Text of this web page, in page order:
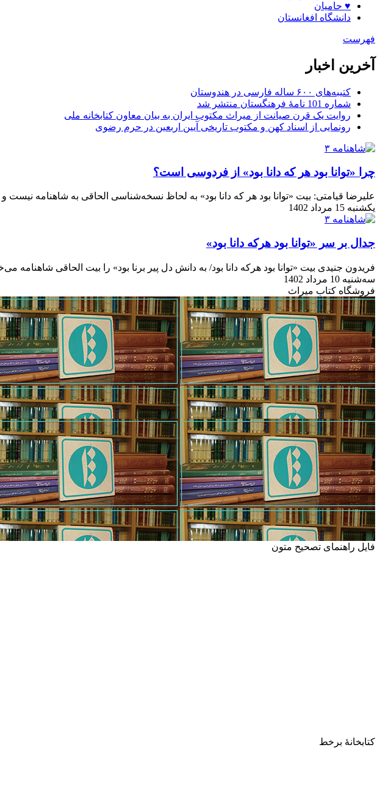
♥ حامیان
دانشگاه افغانستان
فهرست
آخرین اخبار
کتیبه‌های ۶۰۰ ساله فارسی در هندوستان
شماره 101 نامۀ فرهنگستان منتشر شد
روایت یک قرن صیانت از میراث مکتوب ایران به بیان معاون کتابخانه ملی
رونمایی از اسناد کهن و مکتوب تاریخی آیین اربعین در حرم رضوی
چرا «توانا بود هر که دانا بود» از فردوسی است؟
علیرضا قیامتی: بیت «توانا بود هر که دانا بود» به لحاظ نسخه‌شناسی الحاقی به شاهنامه
یکشنبه 15 مرداد 1402
جدال بر سر «توانا بود هرکه دانا بود»
فریدون جنیدی بیت «توانا بود هرکه دانا بود/ به دانش دل پیر برنا بود» را بیت الحاقی
سه‌شنبه 10 مرداد 1402
فروشگاه کتاب میراث
فایل راهنمای تصحیح متون
کتابخانۀ برخط